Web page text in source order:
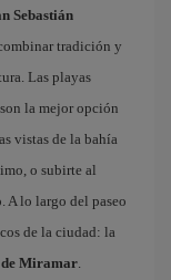
Sebastián
tradición y
Las playas
son la mejor opción
vistas de la bahía
o subirte al
A lo largo del paseo
de la ciudad: la
Miramar.